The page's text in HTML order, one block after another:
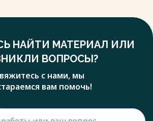
НАЙТИ МАТЕРИАЛ ИЛИ
ВОПРОСЫ?
с нами, мы
вам помочь!